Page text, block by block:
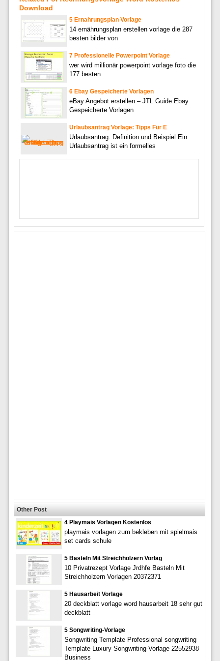
Download
5 Ernahrungsplan Vorlage
14 ernährungsplan erstellen vorlage die 287
besten bilder von
7 Professionelle Powerpoint Vorlage
wer wird millionär powerpoint vorlage foto die
177 besten
6 Ebay Gespeicherte Vorlagen
eBay Angebot erstellen – JTL Guide Ebay
Gespeicherte Vorlagen
Urlaubsantrag Vorlage: Tipps Für E
Urlaubsantrag: Definition und Beispiel Ein
Urlaubsantrag ist ein formelles
Other Post
4 Playmais Vorlagen Kostenlos
playmais vorlagen zum bekleben mit spielmais
set cards schule
5 Basteln Mit Streichholzern Vorlag
10 Privatrezept Vorlage Jrdhfe Basteln Mit
Streichholzern Vorlagen 20372371
5 Hausarbeit Vorlage
20 deckblatt vorlage word hausarbeit 18 sehr gut
deckblatt
5 Songwriting-Vorlage
Songwriting Template Professional songwriting
Template Luxury Songwriting-Vorlage 22552938
Business